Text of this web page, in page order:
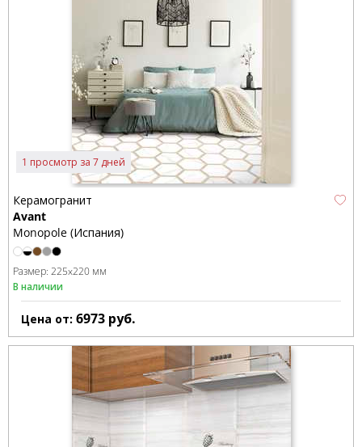
1 просмотр за 7 дней
Керамогранит
Avant
Monopole (Испания)
Размер: 225x220 мм
В наличии
Цена от: 6973 руб.